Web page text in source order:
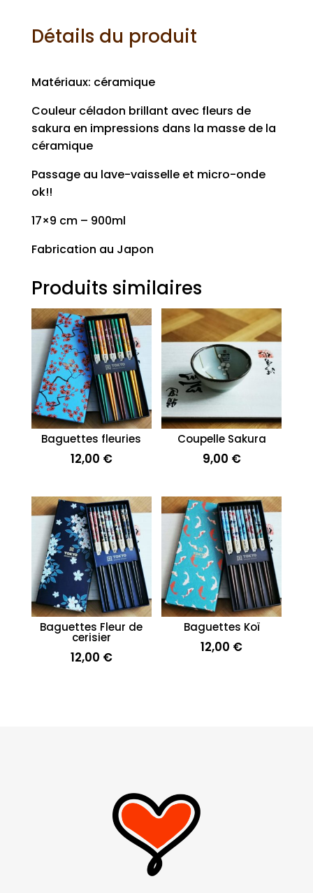
Détails du produit
Matériaux: céramique
Couleur céladon brillant avec fleurs de
sakura en impressions dans la masse de la
céramique
Passage au lave-vaisselle et micro-onde
ok!!
17×9 cm – 900ml
Fabrication au Japon
Produits similaires
Baguettes fleuries
12,00 €
Coupelle Sakura
9,00 €
Baguettes Fleur de
cerisier
12,00 €
Baguettes Koï
12,00 €